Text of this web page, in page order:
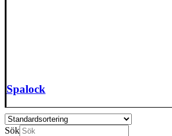
Spalock
Sök